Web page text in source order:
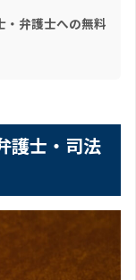
・弁護士への無料
護士・司法